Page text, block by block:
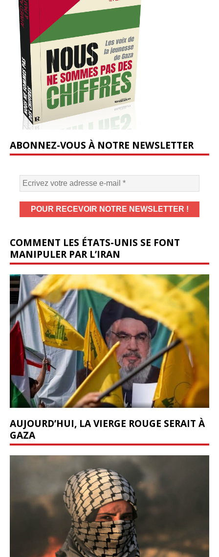
ABONNEZ-VOUS À NOTRE NEWSLETTER
COMMENT LES ÉTATS-UNIS SE FONT
MANIPULER PAR L’IRAN
AUJOURD’HUI, LA VIERGE ROUGE SERAIT À
GAZA